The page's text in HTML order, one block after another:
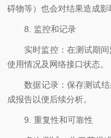
碍物等）也会对结果造成影
8. 监控和记录
实时监控：在测试期间
使用情况及网络接口状态。
数据记录：保存测试结
成报告以便后续分析。
9. 重复性和可靠性